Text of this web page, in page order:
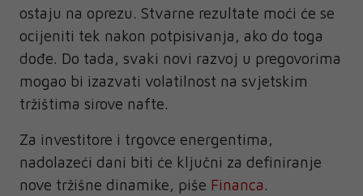
ostaju na oprezu. Stvarne rezultate moći će se
ocijeniti tek nakon potpisivanja, ako do toga
dođe. Do tada, svaki novi razvoj u pregovorima
mogao bi izazvati volatilnost na svjetskim
tržištima sirove nafte.
Za investitore i trgovce energentima,
nadolazeći dani biti će ključni za definiranje
nove tržišne dinamike, piše Financa.